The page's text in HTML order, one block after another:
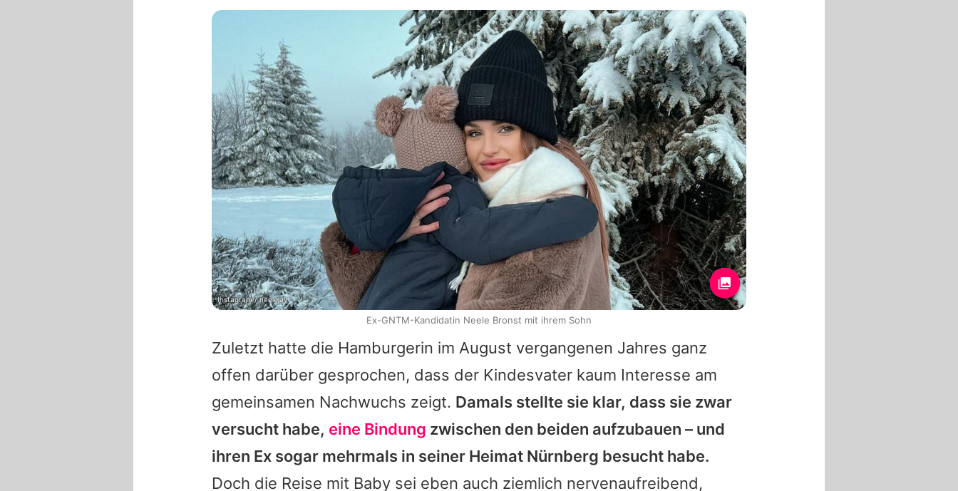
Zuletzt hatte die Hamburgerin im August vergangenen Jahres ganz
offen darüber gesprochen, dass der Kindesvater kaum Interesse am
gemeinsamen Nachwuchs zeigt. Damals stellte sie klar, dass sie zwar
versucht habe, eine Bindung zwischen den beiden aufzubauen – und
ihren Ex sogar mehrmals in seiner Heimat Nürnberg besucht habe.
Doch die Reise mit Baby sei eben auch ziemlich nervenaufreibend,
Instagram / neelejay
Ex-GNTM-Kandidatin Neele Bronst mit ihrem Sohn